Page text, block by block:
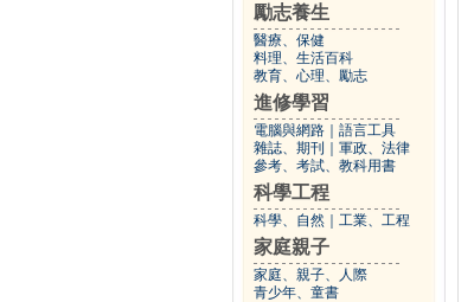
勵志養生
醫療、保健
料理、生活百科
教育、心理、勵志
進修學習
電腦與網路
語言工具
雜誌、期刊
軍政、法律
參考、考試、教科用書
科學工程
科學、自然 工業、工程
家庭親子
家庭、親子、人際
青少年、童書